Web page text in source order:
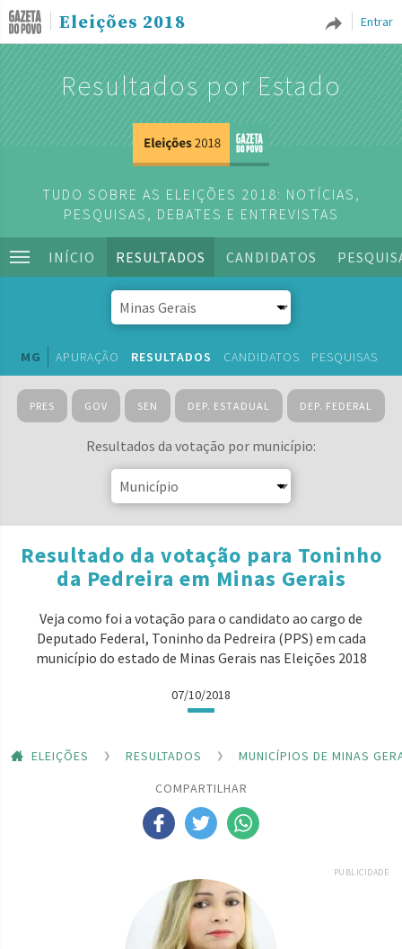
Entrar
Eleições 2018
Resultados por Estado
TUDO SOBRE AS ELEIÇÕES 2018: NOTÍCIAS,
PESQUISAS, DEBATES E ENTREVISTAS
INÍCIO RESULTADOS CANDIDATOS
MG APURAÇÃO RESULTADOS CANDIDATOS PESQUISAS
PRES GOV SEN DEP. ESTADUAL DEP. FEDERAL
Resultados da votação por município:
Resultado da votação para Toninho
da Pedreira em Minas Gerais
Veja como foi a votação para o candidato ao cargo de
Deputado Federal, Toninho da Pedreira (PPS) em cada
município do estado de Minas Gerais nas Eleições 2018
07/10/2018
ELEIÇÕES RESULTADOS
MUNICÍPIOS DE MINAS
COMPARTILHAR
PUBLICIDADE